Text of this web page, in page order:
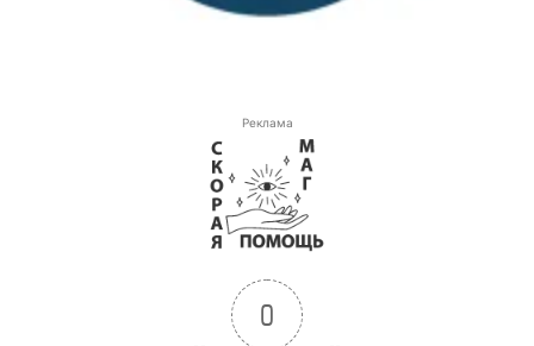
Реклама
0